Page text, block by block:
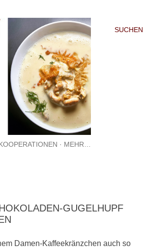
SUCHEN
MEHR…
GUGELHUPF
Damen-Kaffeekränzchen auch so